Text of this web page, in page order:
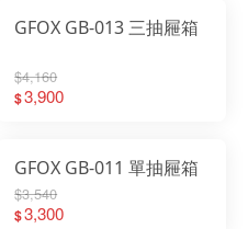
GFOX GB-013 三抽屜箱
$4,160
$3,900
GFOX GB-011 單抽屜箱
$3,540
$3,300